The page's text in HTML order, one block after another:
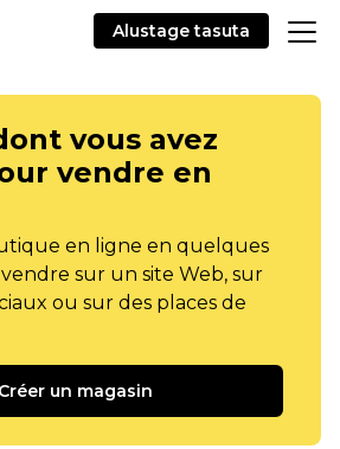
Alustage tasuta
vous avez
vendre en
en ligne en quelques
sur un site Web, sur
ou sur des places de
Créer un magasin